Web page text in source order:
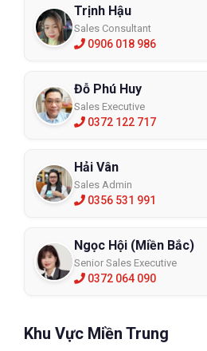
Trịnh Hậu
Sales Consultant
0906 018 986
Đỗ Phú Huy
Sales Executive
0372 122 717
Hải Vân
Sales Admin
0356 531 991
Ngọc Hội (Miền Bắc)
Senior Sales Executive
0372 064 090
Khu Vực Miền Trung